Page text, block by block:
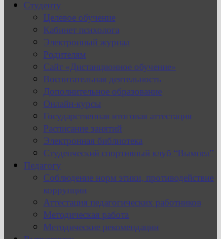
Студенту
Целевое обучение
Кабинет психолога
Электронный журнал
Родителям
Сайт «Дистанционное обучение»
Воспитательная деятельность
Дополнительное образование
Онлайн-курсы
Государственная итоговая аттестация
Расписание занятий
Электронная библиотека
Студенческий спортивный клуб “Вымпел”
Педагогу
Соблюдение норм этики, противодействие
коррупции
Аттестация педагогических работников
Методическая работа
Методические рекомендации